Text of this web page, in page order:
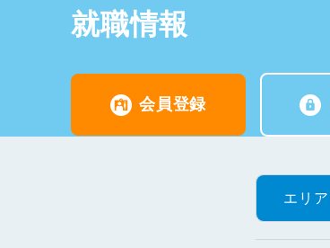
就職情報
会員登録
エリア